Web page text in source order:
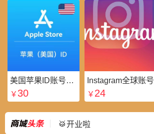
美国苹果ID账号_美区Apple ID账号_外国苹果ID账号购买批发平台
￥ 30
Instagram全球账号
￥ 24
最新 ⭐好礼不断
🥁开业啦